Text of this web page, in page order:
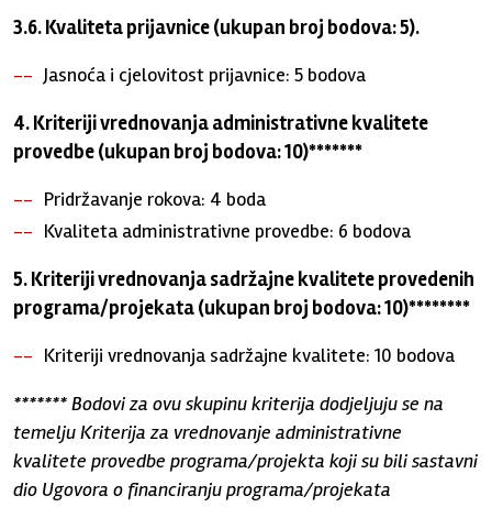
3.6. Kvaliteta prijavnice (ukupan broj bodova: 5).
Jasnoća i cjelovitost prijavnice: 5 bodova
4. Kriteriji vrednovanja administrativne kvalitete
provedbe (ukupan broj bodova: 10)*******
Pridržavanje rokova: 4 boda
Kvaliteta administrativne provedbe: 6 bodova
5. Kriteriji vrednovanja sadržajne kvalitete provedenih
programa/projekata (ukupan broj bodova: 10)********
Kriteriji vrednovanja sadržajne kvalitete: 10 bodova
******* Bodovi za ovu skupinu kriterija dodjeljuju se na
temelju Kriterija za vrednovanje administrativne
kvalitete provedbe programa/projekta koji su bili sastavni
dio Ugovora o financiranju programa/projekata